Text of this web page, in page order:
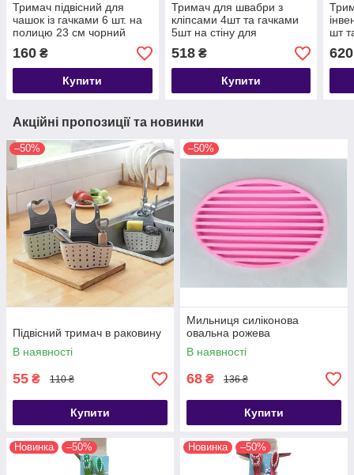
Тримач підвісний для
чашок із гачками 6 шт. на
полицю 23 см чорний
160 ₴
Купити
Тримач для швабри з
кліпсами 4шт та гачками
5шт на стіну для
утримування для швабр і
щіток, тримач-кліпса
518₴
Купити
шт
на
620
Акційні пропозиції та новинки
–50%
Підвісний тримач в раковину
В наявності
55 ₴ 110 ₴
Купити
–50%
Мильниця силіконова
овальна рожева
В наявності
68 ₴ 136 ₴
Купити
Новинка –50% Новинка –50%